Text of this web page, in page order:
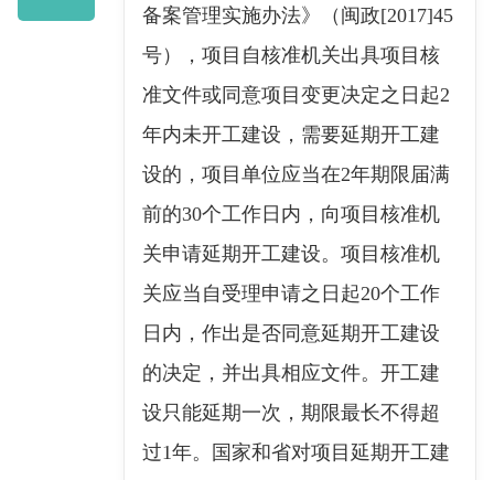
备案管理实施办法》（闽政[2017]45
号），项目自核准机关出具项目核
准文件或同意项目变更决定之日起2
年内未开工建设，需要延期开工建
设的，项目单位应当在2年期限届满
前的30个工作日内，向项目核准机
关申请延期开工建设。项目核准机
关应当自受理申请之日起20个工作
日内，作出是否同意延期开工建设
的决定，并出具相应文件。开工建
设只能延期一次，期限最长不得超
过1年。国家和省对项目延期开工建